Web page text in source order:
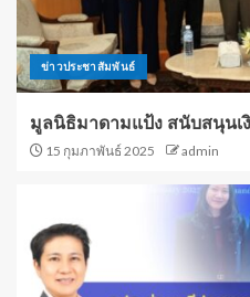
ข่าวประชาสัมพันธ์
มูลนิธิมาดามแป้ง สนับสนุน
15 กุมภาพันธ์ 2025 admin